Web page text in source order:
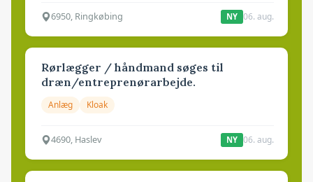
6950, Ringkøbing NY 06. aug.
Rørlægger / håndmand søges til
dræn/entreprenørarbejde.
Anlæg Kloak
4690, Haslev NY 06. aug.